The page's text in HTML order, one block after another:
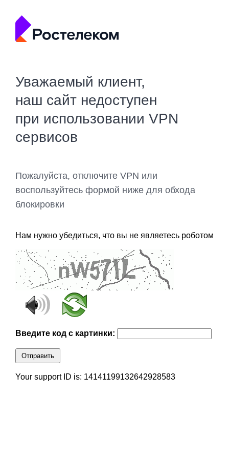
Уважаемый клиент,
наш сайт недоступен
при использовании VPN
сервисов
Пожалуйста, отключите VPN или
воспользуйтесь формой ниже для обхода
блокировки
Нам нужно убедиться, что вы не являетесь роботом
Введите код с картинки:
Отправить
Your support ID is: 14141199132642928583